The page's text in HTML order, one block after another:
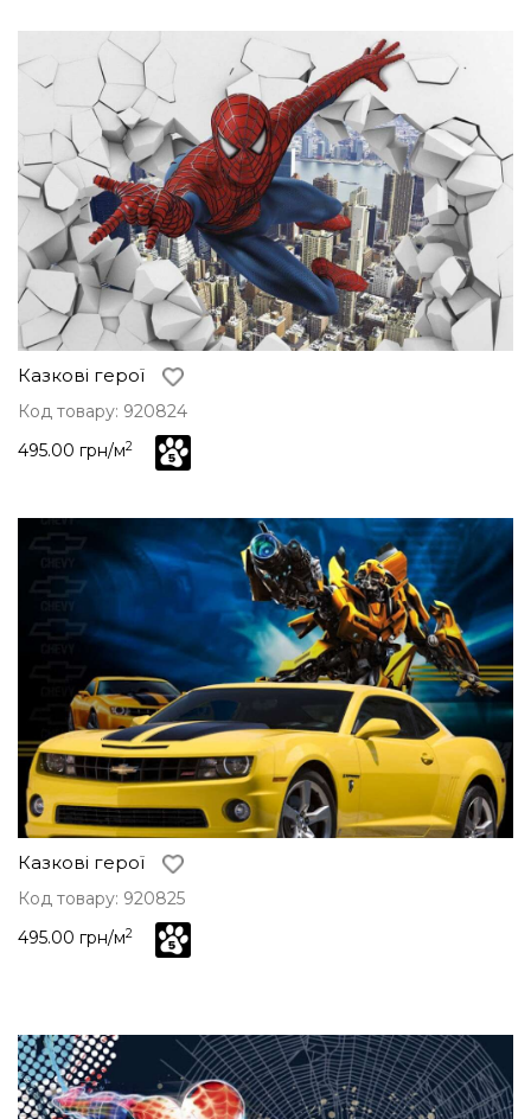
Казкові герої
Код товару: 920824
495.00 грн/м2
Казкові герої
Код товару: 920825
495.00 грн/м2